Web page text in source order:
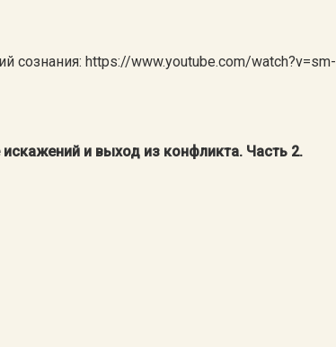
https://www.youtube.com/watch?v=sm-
и выход из конфликта. Часть 2.